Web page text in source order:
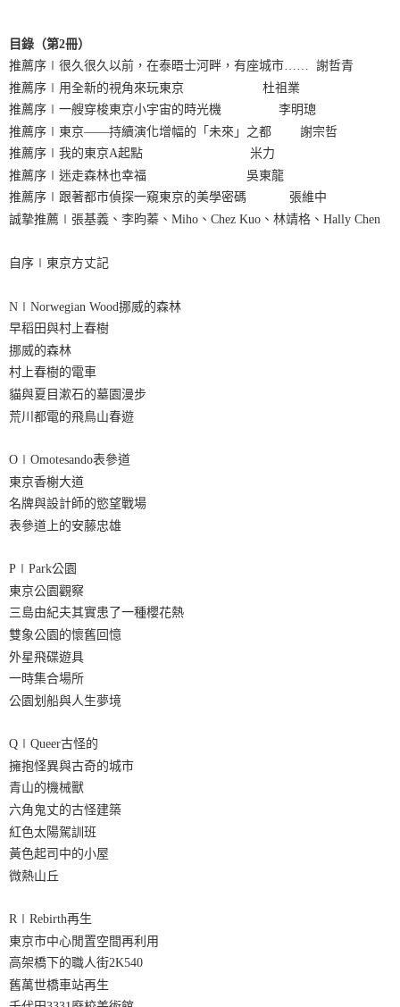
目錄（第2冊）
推薦序∣很久很久以前，在泰晤士河畔，有座城市…… 謝哲青
推薦序∣用全新的視角來玩東京 杜祖業
推薦序∣一艘穿梭東京小宇宙的時光機 李明璁
推薦序∣東京——持續演化增幅的「未來」之都 謝宗哲
推薦序∣我的東京A起點 米力
推薦序∣迷走森林也幸福 吳東龍
推薦序∣跟著都市偵探一窺東京的美學密碼 張維中
誠摯推薦∣張基義、李昀蓁、Miho、Chez Kuo、林靖格、Hally Chen
自序∣東京方丈記
N∣Norwegian Wood挪威的森林
早稻田與村上春樹
挪威的森林
村上春樹的電車
貓與夏目漱石的墓園漫步
荒川都電的飛鳥山春遊
O∣Omotesando表參道
東京香榭大道
名牌與設計師的慾望戰場
表參道上的安藤忠雄
P∣Park公園
東京公園觀察
三島由紀夫其實患了一種櫻花熱
雙象公園的懷舊回憶
外星飛碟遊具
一時集合場所
公園划船與人生夢境
Q∣Queer古怪的
擁抱怪異與古奇的城市
青山的機械獸
六角鬼丈的古怪建築
紅色太陽駕訓班
黃色起司中的小屋
微熱山丘
R∣Rebirth再生
東京市中心閒置空間再利用
高架橋下的職人街2K540
舊萬世橋車站再生